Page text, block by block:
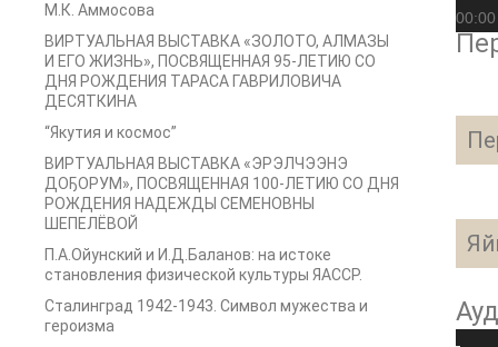
М.К. Аммосова
ВИРТУАЛЬНАЯ ВЫСТАВКА «ЗОЛОТО, АЛМАЗЫ
И ЕГО ЖИЗНЬ», ПОСВЯЩЕННАЯ 95-ЛЕТИЮ СО
ДНЯ РОЖДЕНИЯ ТАРАСА ГАВРИЛОВИЧА
ДЕСЯТКИНА
“Якутия и космос”
ВИРТУАЛЬНАЯ ВЫСТАВКА «ЭРЭЛЧЭЭНЭ
ДОҔОРУМ», ПОСВЯЩЕННАЯ 100-ЛЕТИЮ СО ДНЯ
РОЖДЕНИЯ НАДЕЖДЫ СЕМЕНОВНЫ
ШЕПЕЛЁВОЙ
П.А.Ойунский и И.Д.Баланов: на истоке
становления физической культуры ЯАССР.
Сталинград 1942-1943. Символ мужества и
героизма
00:00